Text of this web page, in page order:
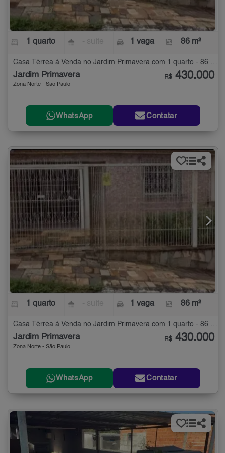
1 quarto 1 vaga 86 m²
Casa Térrea à Venda no Jardim Primavera com 1 quarto - 86 m²
Jardim Primavera
Zona Norte - São Paulo
R$ 430.000
WhatsApp Contatar
1 quarto 1 vaga 86 m²
Casa Térrea à Venda no Jardim Primavera com 1 quarto - 86 m²
Jardim Primavera
Zona Norte - São Paulo
R$ 430.000
WhatsApp Contatar